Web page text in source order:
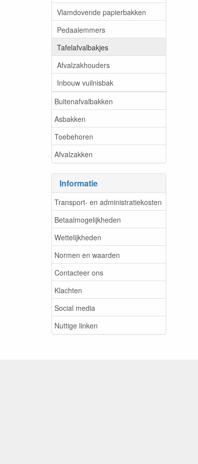
Vlamdovende papierbakken
Pedaalemmers
Tafelafvalbakjes
Afvalzakhouders
Inbouw vuilnisbak
Buitenafvalbakken
Asbakken
Toebehoren
Afvalzakken
Informatie
Transport- en administratiekosten
Betaalmogelijkheden
Wettelijkheden
Normen en waarden
Contacteer ons
Klachten
Social media
Nuttige linken